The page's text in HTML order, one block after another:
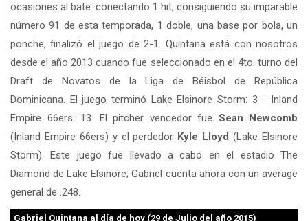
ocasiones al bate: conectando 1 hit, consiguiendo su imparable
número 91 de esta temporada, 1 doble, una base por bola, un
ponche, finalizó el juego de 2-1. Quintana está con nosotros
desde el año 2013 cuando fue seleccionado en el 4to. turno del
Draft de Novatos de la Liga de Béisbol de República
Dominicana. El juego terminó Lake Elsinore Storm: 3 - Inland
Empire 66ers: 13. El pitcher vencedor fue Sean Newcomb
(Inland Empire 66ers) y el perdedor Kyle Lloyd (Lake Elsinore
Storm). Este juego fue llevado a cabo en el estadio The
Diamond de Lake Elsinore; Gabriel cuenta ahora con un average
general de .248.
Gabriel Quintana al día de hoy (29 de Julio del año 2015)